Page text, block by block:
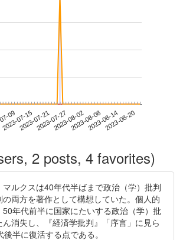
09
2023-07-152023-07-212023-07-272023-08-022023-08-082023-08-142023-08-20
2 posts, 4 favorites)
ルクスは40年代半ばまで政治（学）批判
の両方を著作として構想していた。個人的
50年代前半に国家にたいする政治（学）批
消失し、『経済学批判』「序言」に見ら
半に復活する点である。